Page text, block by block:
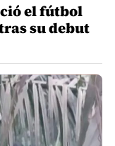
el fútbol
su debut